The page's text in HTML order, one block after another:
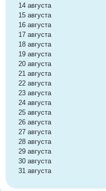
14 августа
15 августа
16 августа
17 августа
18 августа
19 августа
20 августа
21 августа
22 августа
23 августа
24 августа
25 августа
26 августа
27 августа
28 августа
29 августа
30 августа
31 августа